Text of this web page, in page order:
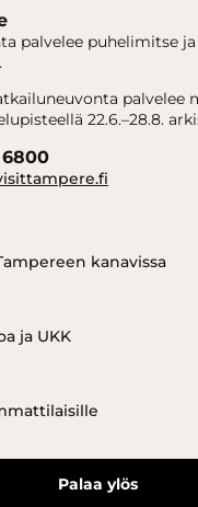
palvelee puhelimitse
palvelee
22.6.–28.8.
6800
kanavissa
ja UKK
Palaa ylös